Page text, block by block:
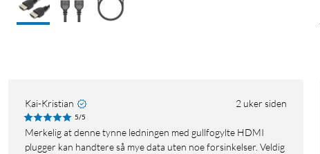
Kai-Kristian 2 uker siden
5/5
Merkelig at denne tynne ledningen med gullfogylte HDMI
plugger kan handtere så mye data uten noe forsinkelser. Veldig